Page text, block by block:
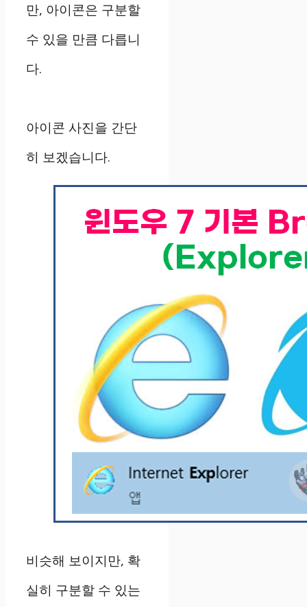
만, 아이콘은 구분할
수 있을 만큼 다릅니
다.
아이콘 사진을 간단
히 보겠습니다.
비슷해 보이지만, 확
실히 구분할 수 있는